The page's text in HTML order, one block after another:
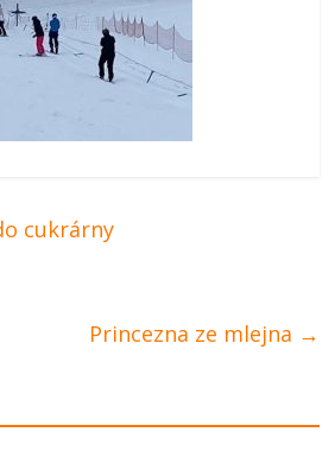
cukrárny
Princezna ze mlejna →